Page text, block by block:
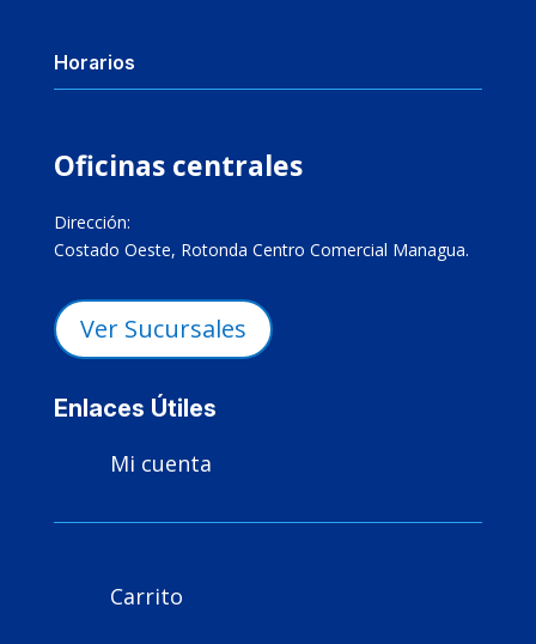
Horarios
Oficinas centrales
Dirección:
Costado Oeste, Rotonda Centro Comercial Managua.
Ver Sucursales
Enlaces Útiles
Mi cuenta
Carrito